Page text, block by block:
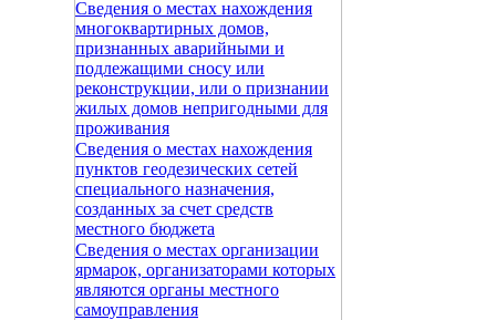
Сведения о местах нахождения
многоквартирных домов,
признанных аварийными и
подлежащими сносу или
реконструкции, или о признании
жилых домов непригодными для
проживания
Сведения о местах нахождения
пунктов геодезических сетей
специального назначения,
созданных за счет средств
местного бюджета
Сведения о местах организации
ярмарок, организаторами которых
являются органы местного
самоуправления